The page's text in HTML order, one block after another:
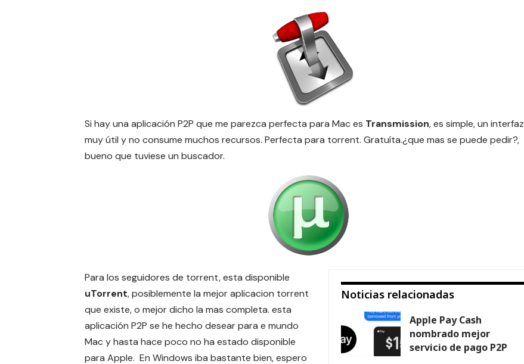
Si hay una aplicación P2P que me parezca perfecta para Mac es Transmission, es simple, un interfaz
muy útil y no consume muchos recursos. Perfecta para torrent. Gratuíta.¿que mas se puede pedir?,
bueno que tuviese un buscador.
Noticias relacionadas
Apple Pay Cash
nombrado mejor
servicio de pago P2P
Para los seguidores de torrent, esta disponible
uTorrent, posiblemente la mejor aplicacion torrent
que existe, o mejor dicho la mas completa. esta
aplicación P2P se he hecho desear para e mundo
Mac y hasta hace poco no ha estado disponible
para Apple. En Windows iba bastante bien, espero